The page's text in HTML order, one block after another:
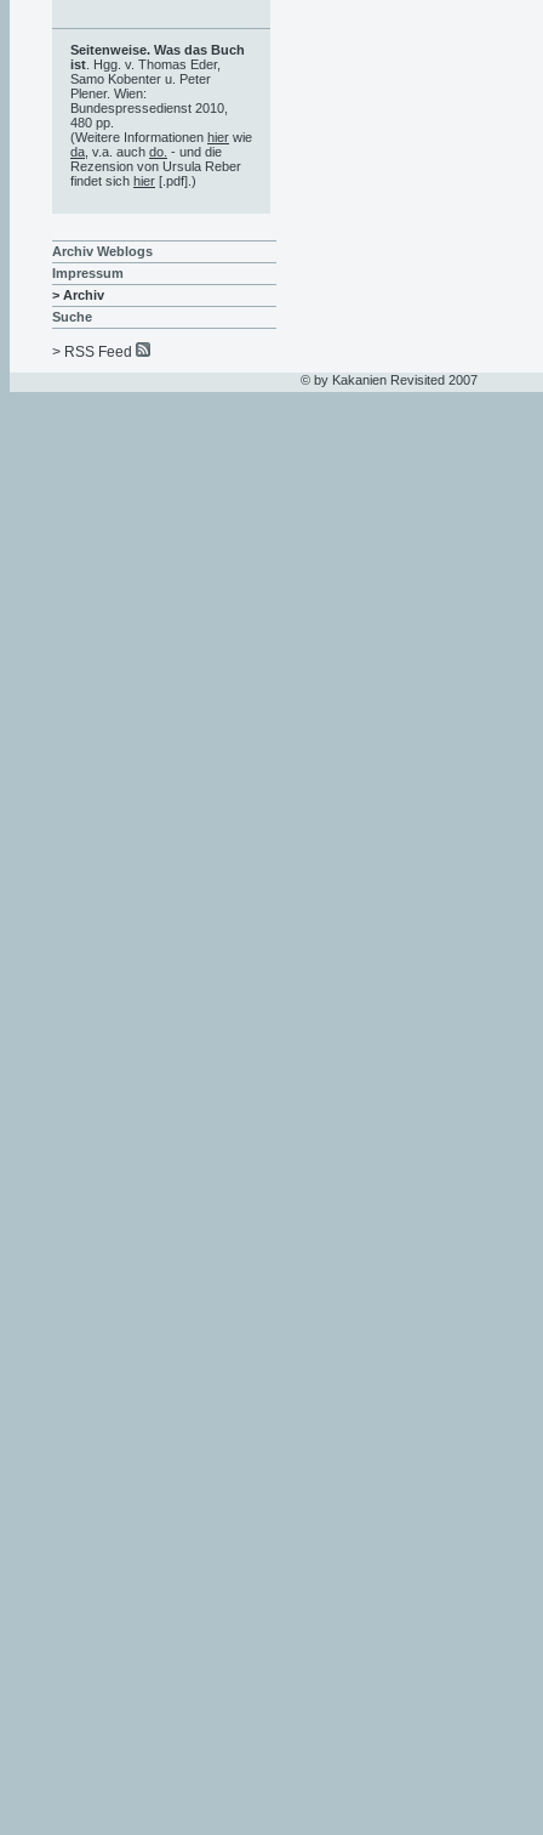
Seitenweise. Was das Buch
ist . Hgg. v. Thomas Eder,
Samo Kobenter u. Peter
Plener. Wien:
Bundespressedienst 2010,
480 pp.
(Weitere Informationen hier wie
da , v.a. auch do. - und die
Rezension von Ursula Reber
findet sich hier [.pdf].)
Archiv Weblogs
Impressum
> Archiv
Suche
> RSS Feed
© by Kakanien Revisited 2007